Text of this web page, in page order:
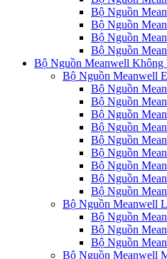
Bộ Nguồn
Bộ Nguồn
Bộ Nguồn
Bộ Nguồn
Bộ Nguồn Meanwell Không
Bộ Nguồn Meanwell
Bộ Nguồn
Bộ Nguồn
Bộ Nguồn
Bộ Nguồn
Bộ Nguồn
Bộ Nguồn
Bộ Nguồn
Bộ Nguồn
Bộ Nguồn
Bộ Nguồn Meanwell
Bộ Nguồn
Bộ Nguồn
Bộ Nguồn
Bộ Nguồn Meanwell